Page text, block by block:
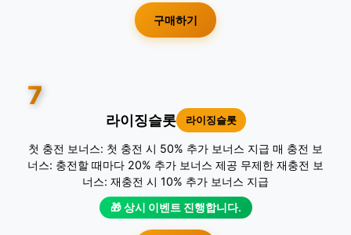
구매하기
7
라이징슬롯 라이징슬롯
첫 충전 보너스: 첫 충전 시 50% 추가 보너스 지급 매 충전 보
너스: 충전할 때마다 20% 추가 보너스 제공 무제한 재충전 보
너스: 재충전 시 10% 추가 보너스 지급
🎁 상시 이벤트 진행합니다.